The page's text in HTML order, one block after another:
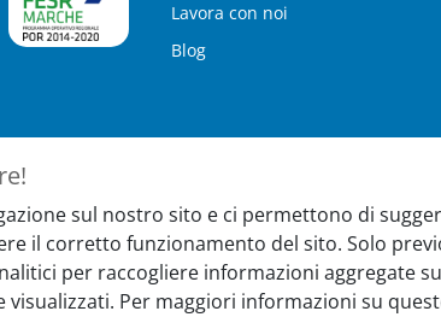
sul nostro sito e ci permettono di
il corretto funzionamento del sito. Solo
per raccogliere informazioni aggregate
Per maggiori informazioni su
Lavora con noi
Blog
e iniziative
Hai
Il nostro servizio